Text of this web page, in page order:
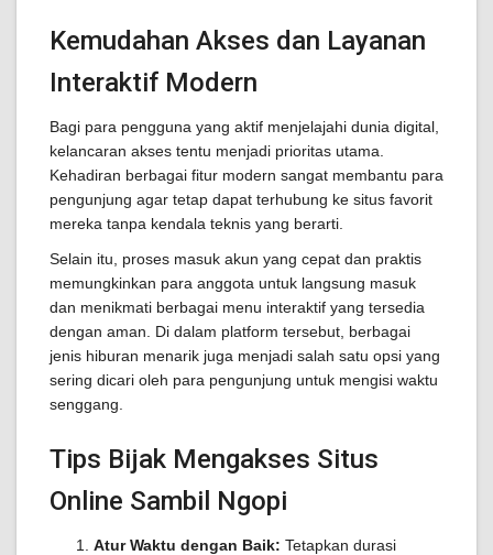
Kemudahan Akses dan Layanan
Interaktif Modern
Bagi para pengguna yang aktif menjelajahi dunia digital,
kelancaran akses tentu menjadi prioritas utama.
Kehadiran berbagai fitur modern sangat membantu para
pengunjung agar tetap dapat terhubung ke situs favorit
mereka tanpa kendala teknis yang berarti.
Selain itu, proses masuk akun yang cepat dan praktis
memungkinkan para anggota untuk langsung masuk
dan menikmati berbagai menu interaktif yang tersedia
dengan aman. Di dalam platform tersebut, berbagai
jenis hiburan menarik juga menjadi salah satu opsi yang
sering dicari oleh para pengunjung untuk mengisi waktu
senggang.
Tips Bijak Mengakses Situs
Online Sambil Ngopi
Atur Waktu dengan Baik: Tetapkan durasi